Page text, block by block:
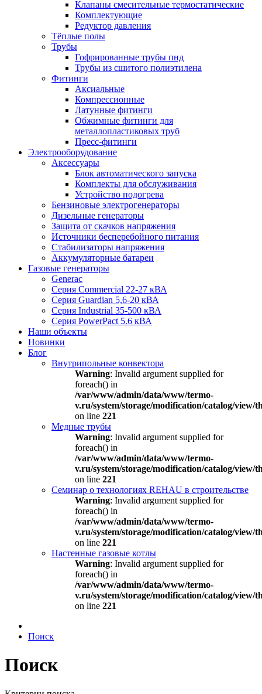
Клапаны смесительные термостатические
Комплектующие
Редуктор давления
Тёплые полы
Трубы
Гофрированные трубы пнд
Трубы из сшитого полиэтилена
Фитинги
Аксиальные
Компрессионные
Латунные фитинги
Обжимные фитинги для
металлопластиковых труб
Пресс-фитинги
Электрооборудование
Аксессуары
Блок автоматического запуска
Комплекты для обслуживания
Устройство подогрева
Бензиновые электрогенераторы
Дизельные генераторы
Защита от скачков напряжения
Источники бесперебойного питания
Стабилизаторы напряжения
Аккумуляторные батареи
Газовые генераторы
Generac
Серия Commercial 22-27 кВА
Серия Guardian 5,6-20 кВА
Серия Industrial 35-500 кВА
Серия PowerPact 5.6 кВА
Наши объекты
Новинки
Блог
Внутрипольные конвектора
Warning: Invalid argument supplied for
foreach() in
/var/www/admin/data/www/termo-
v.ru/system/storage/modification/catalog/view/
on line 221
Медные трубы
Warning: Invalid argument supplied for
foreach() in
/var/www/admin/data/www/termo-
v.ru/system/storage/modification/catalog/view/
on line 221
Семинар о технологиях REHAU в строительстве
Warning: Invalid argument supplied for
foreach() in
/var/www/admin/data/www/termo-
v.ru/system/storage/modification/catalog/view/
on line 221
Настенные газовые котлы
Warning: Invalid argument supplied for
foreach() in
/var/www/admin/data/www/termo-
v.ru/system/storage/modification/catalog/view/
on line 221
Поиск
Поиск